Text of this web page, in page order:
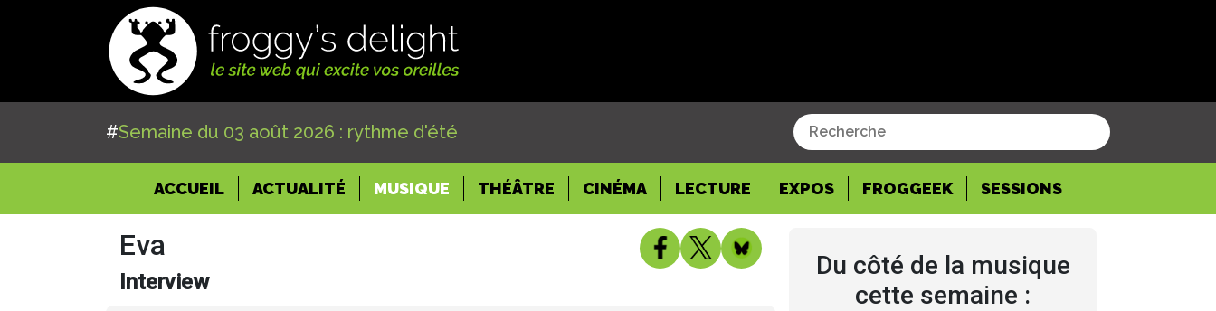
#Semaine du 03 août 2026 : rythme d'été
ACCUEIL(CURRENT)
ACTUALITÉ MUSIQUE THÉÂTRE CINÉMA LECTURE EXPOS FROGGEEK SESSIONS
Eva
Interview
Du côté de la musique
cette semaine :